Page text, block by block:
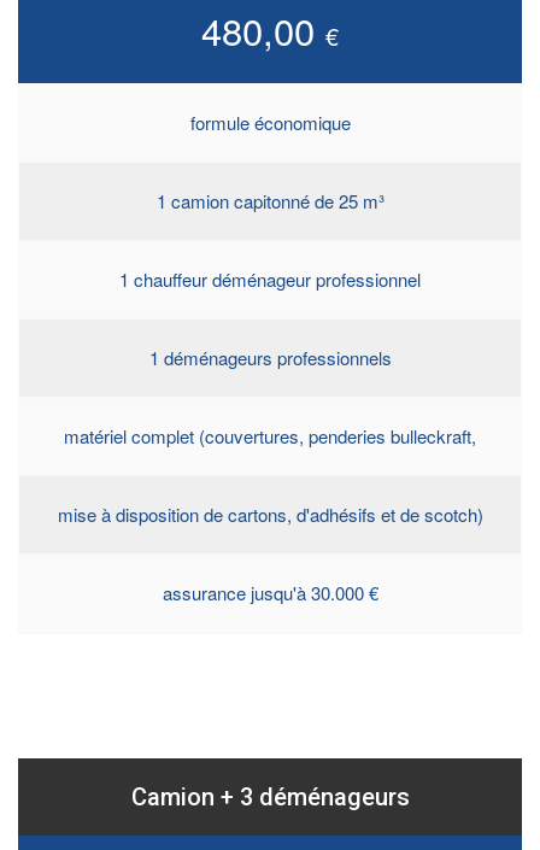
480,00 €
formule économique
1 camion capitonné de 25 m³
1 chauffeur déménageur professionnel
1 déménageurs professionnels
matériel complet (couvertures, penderies bulleckraft,
mise à disposition de cartons, d'adhésifs et de scotch)
assurance jusqu'à 30.000 €
Camion + 3 déménageurs